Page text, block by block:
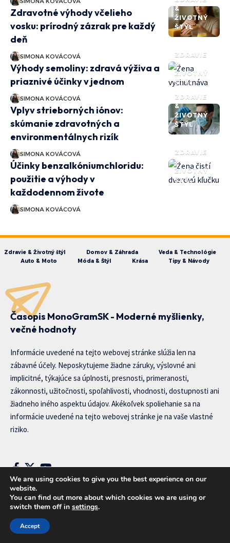
&
ŽIVOTNÝ
ŠTÝL
Zdravotné výhody včelieho
vosku: prírodný zázrak pre každý
deň
SIMONA KOVÁCOVÁ
ZDRAVIE
&
ŽIVOTNÝ
ŠTÝL
Výhody semoliny: zdravá výživa a
priaznivé účinky v jednom
SIMONA KOVÁCOVÁ
ZDRAVIE
&
ŽIVOTNÝ
ŠTÝL
Vplyv strieborných iónov:
skúmanie zdravotných a
environmentálnych rizík
SIMONA KOVÁCOVÁ
ZDRAVIE
&
ŽIVOTNÝ
ŠTÝL
Účinky benzalkóniumchloridu:
použitie a výhody v
každodennom živote
SIMONA KOVÁCOVÁ
Zdravie & Životný štýl Domov & Záhrada
Veda & Technológie
Auto & Moto
Móda & Štýl Krása Tipy & Návody
Časopis MonoGramSK - Moderné myšlienky,
večné hodnoty
Informácie uvedené na tejto webovej stránke slúžia len na
zábavné účely. Neposkytujeme žiadne záruky, výslovné ani
implicitné, týkajúce sa úplnosti, presnosti, primeranosti,
zákonnosti, užitočnosti, spoľahlivosti, vhodnosti, dostupnosti ani
žiadneho iného aspektu údajov. Akékoľvek spoliehanie sa na
informácie uvedené na tejto webovej stránke je na vaše vlastné
riziko.
[mc4wp_form]
Our website stores cookies on your computer. They allow us to
remember you and help personalize your experience with our
We are using cookies to give you the best experience on our
website.
You can find out more about which cookies we are using or
switch them off in settings.
Accept